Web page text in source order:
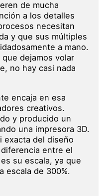
de mucha
a los detalles
necesitan
y que sus múltiples
a mano.
dejamos volar
no hay casi nada
encaja en esa
creativos.
y producido un
una impresora 3D.
exacta del diseño
entre el
su escala, ya que
escala de 300%.